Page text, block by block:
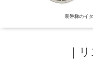
裏磐梯のイ
｜